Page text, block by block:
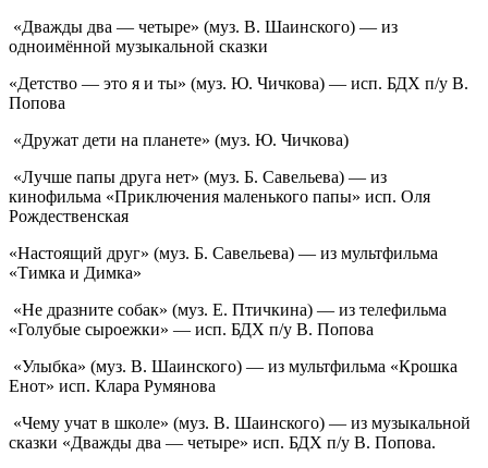
«Дважды два — четыре» (муз. В. Шаинского) — из
одноимённой музыкальной сказки
«Детство — это я и ты» (муз. Ю. Чичкова) — исп. БДХ п/у В.
Попова
«Дружат дети на планете» (муз. Ю. Чичкова)
«Лучше папы друга нет» (муз. Б. Савельева) — из
кинофильма «Приключения маленького папы» исп. Оля
Рождественская
«Настоящий друг» (муз. Б. Савельева) — из мультфильма
«Тимка и Димка»
«Не дразните собак» (муз. Е. Птичкина) — из телефильма
«Голубые сыроежки» — исп. БДХ п/у В. Попова
«Улыбка» (муз. В. Шаинского) — из мультфильма «Крошка
Енот» исп. Клара Румянова
«Чему учат в школе» (муз. В. Шаинского) — из музыкальной
сказки «Дважды два — четыре» исп. БДХ п/у В. Попова.